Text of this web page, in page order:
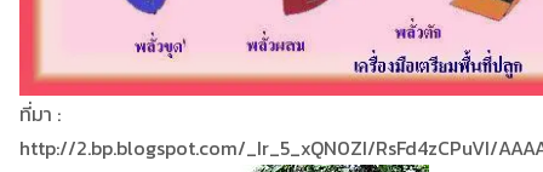
ที่มา :
http://2.bp.blogspot.com/_Ir_5_xQN0ZI/RsFd4zCPuVI/